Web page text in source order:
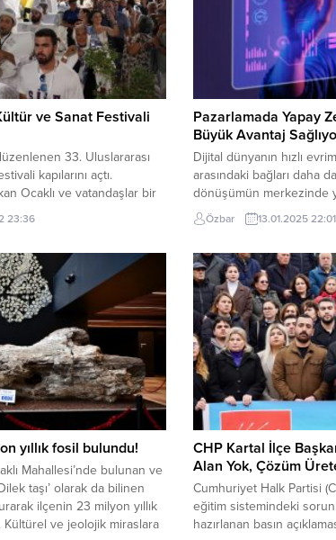
ve Sanat Festivali
33. Uluslararası
kapılarını açtı.
Ocaklı ve vatandaşlar bir
için buluştu. Kortej
ekipleri çeşitli gösteriler
Marina Etkinlik...
23:36
Pazarlamada Yapay
Büyük Avantaj
Dijital dünyanın hızlı
arasındaki bağları daha
dönüşümün merkezinde
dijitalleşme süreçlerini
alanlarını yeniden
şekillendiğini söyleyen
“Pazarlama
yapay zekâ...
Özbar 13.01.2025 22:01
yıllık fosil bulundu!
Mahallesi’nde bulunan ve
taşı’ olarak da bilinen
ilçenin 23 milyon yıllık
Kültürel ve jeolojik miraslara
CHP Kartal İlçe
Alan Yok, Çözüm
Cumhuriyet Halk Partisi
eğitim sistemindeki
hazırlanan basın